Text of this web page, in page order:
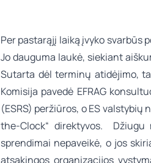
Per pastarąjį laiką įvyko svarbūs
Jo dauguma laukė, siekiant
Sutarta dėl terminų atidėjimo,
Komisija pavedė EFRAG
(ESRS) peržiūros, o ES
the-Clock“ direktyvos.
sprendimai nepaveikė, o jos
atsakingos organizacijos